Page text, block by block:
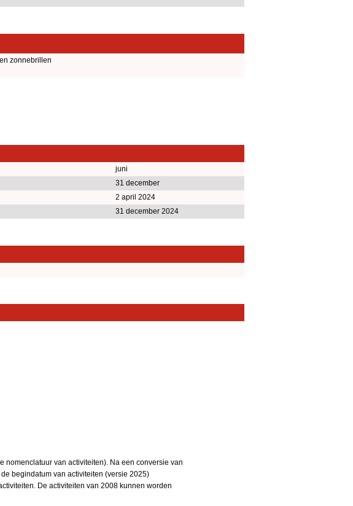
zonnebrillen
juni
31 december
2 april 2024
31 december 2024
nomenclatuur van activiteiten). Na een conversie van
begindatum van activiteiten (versie 2025)
De activiteiten van 2008 kunnen worden